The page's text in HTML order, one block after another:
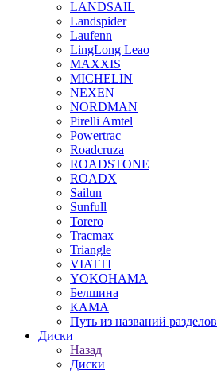
LANDSAIL
Landspider
Laufenn
LingLong Leao
MAXXIS
MICHELIN
NEXEN
NORDMAN
Pirelli Amtel
Powertrac
Roadcruza
ROADSTONE
ROADX
Sailun
Sunfull
Torero
Tracmax
Triangle
VIATTI
YOKOHAMA
Белшина
КАМА
Путь из названий разделов
Диски
Назад
Диски